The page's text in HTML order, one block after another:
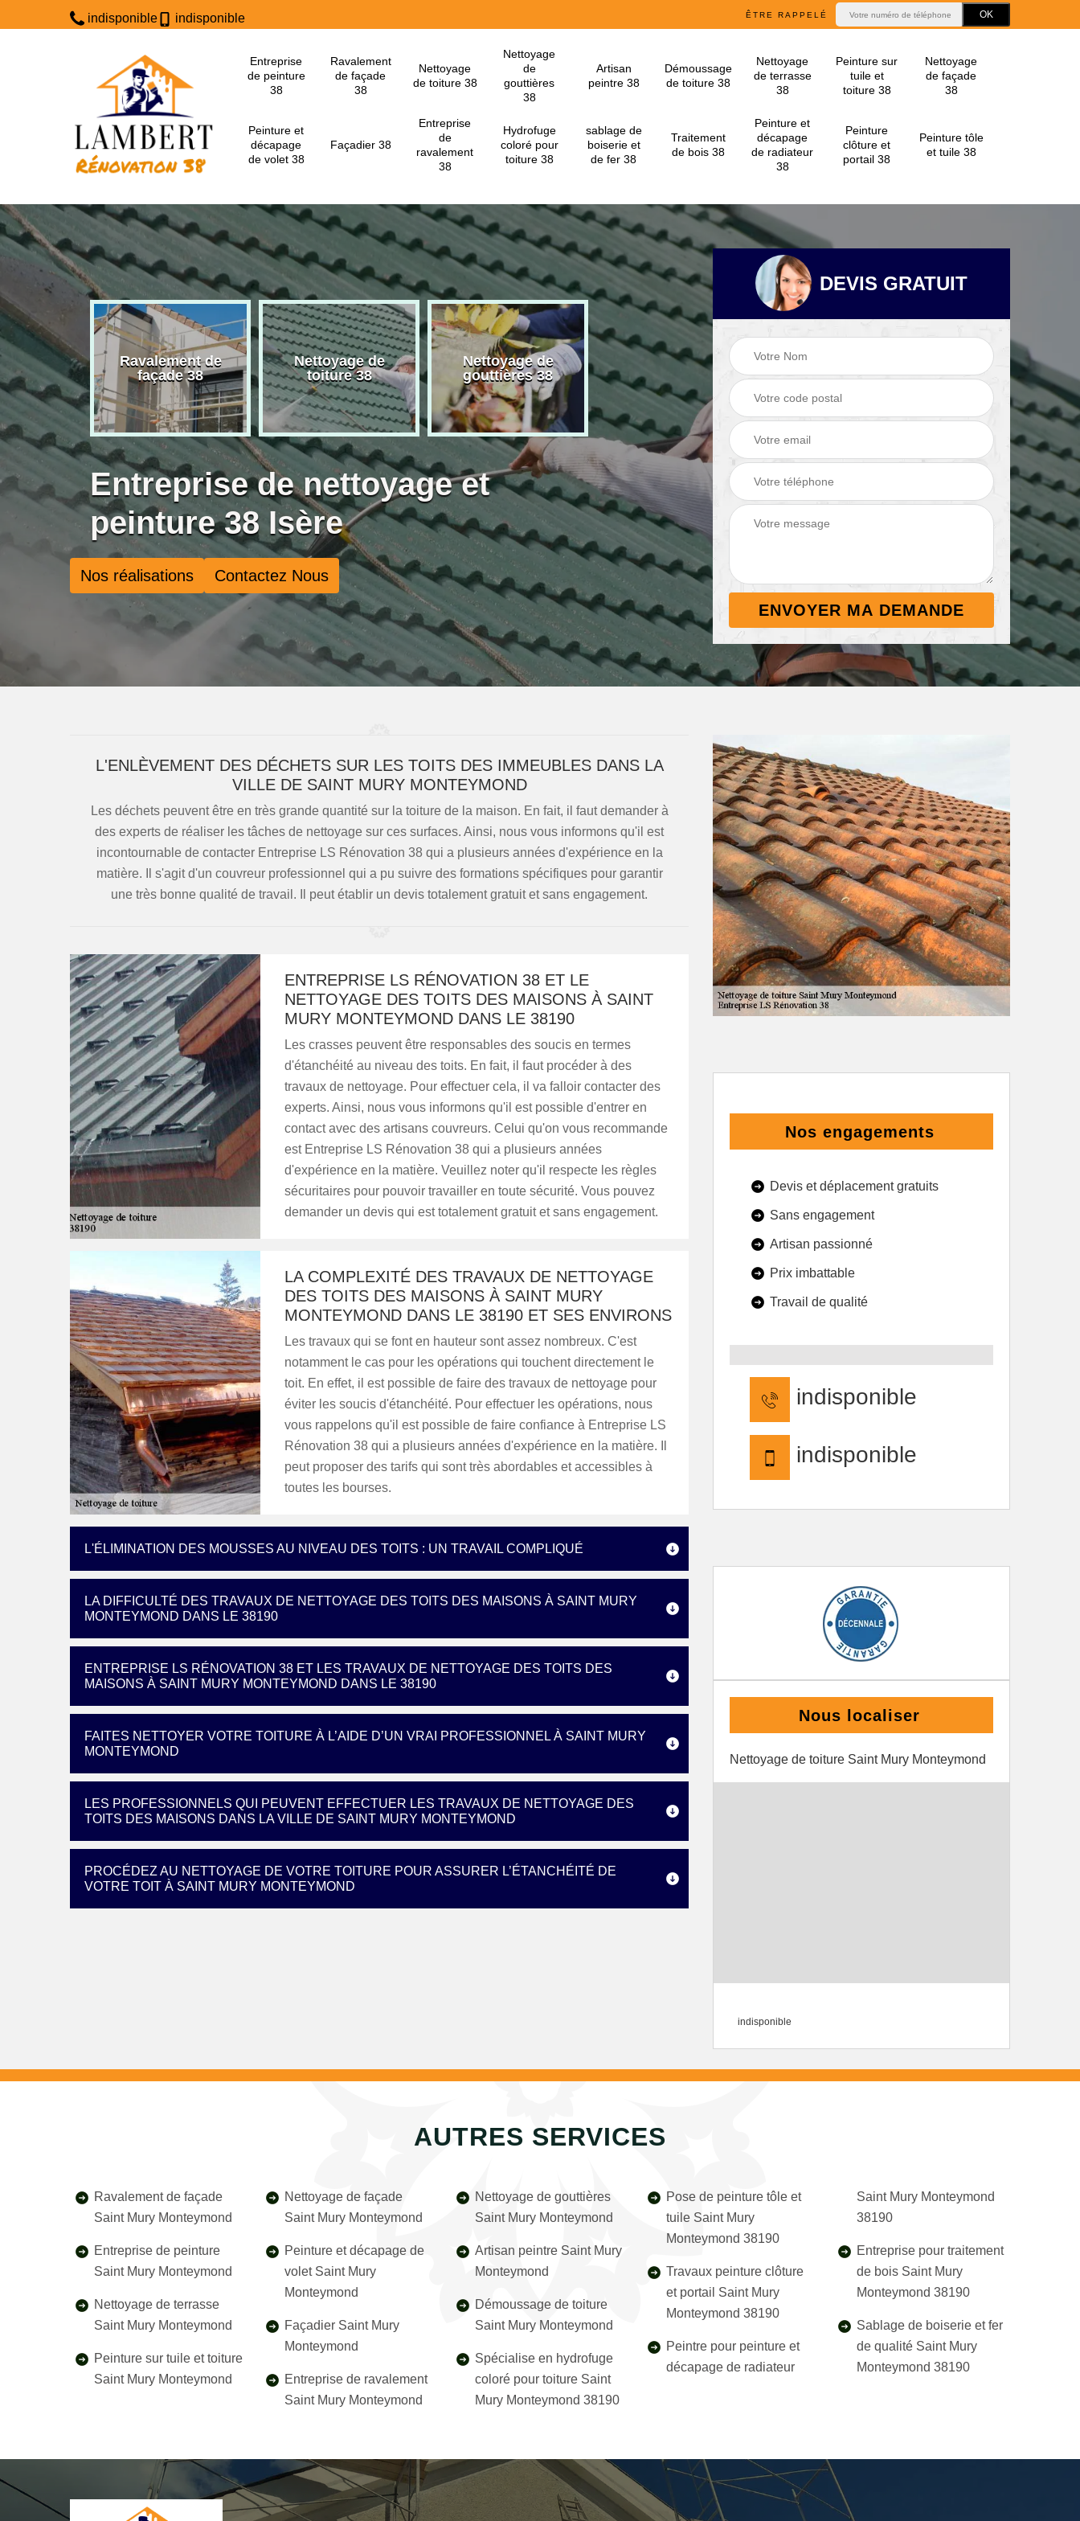
indisponible indisponible ÊTRE RAPPELÉ
Entreprise
de peinture
38
Ravalement
de façade
38
Nettoyage
de toiture 38
Nettoyage
de
gouttières
38
Artisan
peintre 38
Démoussage
de toiture 38
Nettoyage
de terrasse
38
Peinture sur
tuile et
toiture 38
Nettoyage
de façade
38
Peinture et
décapage
de volet 38
Façadier 38
Entreprise
de
ravalement
38
Hydrofuge
coloré pour
toiture 38
sablage de
boiserie et
de fer 38
Traitement
de bois 38
Peinture et
décapage
de radiateur
38
Peinture
clôture et
portail 38
Peinture tôle
et tuile 38
de
38
Ravalement de
façade 38
Nettoyage de
toiture 38
Nettoyage de
gouttières 38
Artisan peintre 38
Démoussage de
toiture 38
Nettoyage de
terrasse 38
Entreprise de nettoyage et
peinture 38 Isère
Nos réalisations Contactez Nous
DEVIS GRATUIT
L'ENLÈVEMENT DES DÉCHETS SUR LES TOITS DES IMMEUBLES DANS LA
VILLE DE SAINT MURY MONTEYMOND
Les déchets peuvent être en très grande quantité sur la toiture de la maison. En fait, il faut demander à
des experts de réaliser les tâches de nettoyage sur ces surfaces. Ainsi, nous vous informons qu'il est
incontournable de contacter Entreprise LS Rénovation 38 qui a plusieurs années d'expérience en la
matière. Il s'agit d'un couvreur professionnel qui a pu suivre des formations spécifiques pour garantir
une très bonne qualité de travail. Il peut établir un devis totalement gratuit et sans engagement.
ENTREPRISE LS RÉNOVATION 38 ET LE
NETTOYAGE DES TOITS DES MAISONS À SAINT
MURY MONTEYMOND DANS LE 38190
Les crasses peuvent être responsables des soucis en termes
d'étanchéité au niveau des toits. En fait, il faut procéder à des
travaux de nettoyage. Pour effectuer cela, il va falloir contacter des
experts. Ainsi, nous vous informons qu'il est possible d'entrer en
contact avec des artisans couvreurs. Celui qu'on vous recommande
est Entreprise LS Rénovation 38 qui a plusieurs années
d'expérience en la matière. Veuillez noter qu'il respecte les règles
sécuritaires pour pouvoir travailler en toute sécurité. Vous pouvez
demander un devis qui est totalement gratuit et sans engagement.
LA COMPLEXITÉ DES TRAVAUX DE NETTOYAGE
DES TOITS DES MAISONS À SAINT MURY
MONTEYMOND DANS LE 38190 ET SES ENVIRONS
Les travaux qui se font en hauteur sont assez nombreux. C'est
notamment le cas pour les opérations qui touchent directement le
toit. En effet, il est possible de faire des travaux de nettoyage pour
éviter les soucis d'étanchéité. Pour effectuer les opérations, nous
vous rappelons qu'il est possible de faire confiance à Entreprise LS
Rénovation 38 qui a plusieurs années d'expérience en la matière. Il
peut proposer des tarifs qui sont très abordables et accessibles à
toutes les bourses.
L'ÉLIMINATION DES MOUSSES AU NIVEAU DES TOITS : UN TRAVAIL COMPLIQUÉ
LA DIFFICULTÉ DES TRAVAUX DE NETTOYAGE DES TOITS DES MAISONS À SAINT MURY
MONTEYMOND DANS LE 38190
ENTREPRISE LS RÉNOVATION 38 ET LES TRAVAUX DE NETTOYAGE DES TOITS DES
MAISONS À SAINT MURY MONTEYMOND DANS LE 38190
FAITES NETTOYER VOTRE TOITURE À L’AIDE D’UN VRAI PROFESSIONNEL À SAINT MURY
MONTEYMOND
LES PROFESSIONNELS QUI PEUVENT EFFECTUER LES TRAVAUX DE NETTOYAGE DES
TOITS DES MAISONS DANS LA VILLE DE SAINT MURY MONTEYMOND
PROCÉDEZ AU NETTOYAGE DE VOTRE TOITURE POUR ASSURER L’ÉTANCHÉITÉ DE
VOTRE TOIT À SAINT MURY MONTEYMOND
Nos engagements
Devis et déplacement gratuits
Sans engagement
Artisan passionné
Prix imbattable
Travail de qualité
indisponible
indisponible
Nous localiser
Nettoyage de toiture Saint Mury Monteymond
indisponible
AUTRES SERVICES
Ravalement de façade
Saint Mury Monteymond
Entreprise de peinture
Saint Mury Monteymond
Nettoyage de terrasse
Saint Mury Monteymond
Peinture sur tuile et toiture
Saint Mury Monteymond
Nettoyage de façade
Saint Mury Monteymond
Peinture et décapage de
volet Saint Mury
Monteymond
Façadier Saint Mury
Monteymond
Entreprise de ravalement
Saint Mury Monteymond
Nettoyage de gouttières
Saint Mury Monteymond
Artisan peintre Saint Mury
Monteymond
Démoussage de toiture
Saint Mury Monteymond
Spécialise en hydrofuge
coloré pour toiture Saint
Mury Monteymond 38190
Pose de peinture tôle et
tuile Saint Mury
Monteymond 38190
Travaux peinture clôture
et portail Saint Mury
Monteymond 38190
Peintre pour peinture et
décapage de radiateur
Saint Mury Monteymond
38190
Entreprise pour traitement
de bois Saint Mury
Monteymond 38190
Sablage de boiserie et fer
de qualité Saint Mury
Monteymond 38190